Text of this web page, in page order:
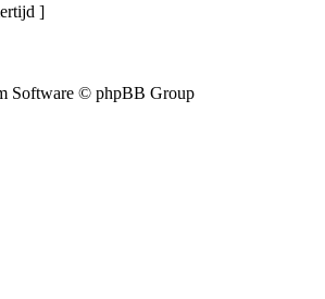
]
Software © phpBB Group